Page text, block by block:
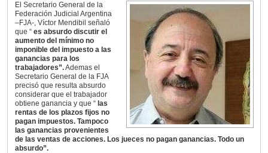
El Secretario General de la
Federación Judicial Argentina
–FJA-, Víctor Mendibil señaló
que “ es absurdo discutir el
aumento del mínimo no
imponible del impuesto a las
ganancias para los
trabajadores”.Ademas el
Secretario General de la FJA
precisó que resulta absurdo
considerar que el trabajador
obtiene ganancia y que “ las
rentas de los plazos fijos no
pagan impuestos. Tampoco
las ganancias provenientes
de las ventas de acciones. Los jueces no pagan ganancias. Todo un
absurdo”.